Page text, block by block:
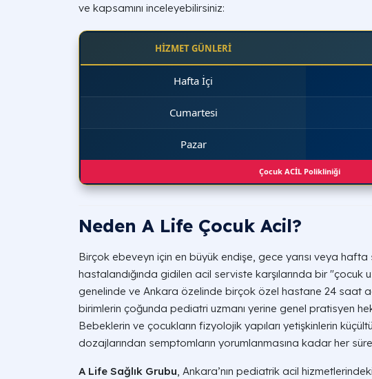
ve kapsamını inceleyebilirsiniz:
HİZMET GÜNLERİ
Hafta İçi
Cumartesi
Pazar
Çocuk ACİL Polikliniği
Neden A Life Çocuk Acil?
Birçok ebeveyn için en büyük endişe, gece yarısı veya hafta
hastalandığında gidilen acil serviste karşılarında bir "çocuk
genelinde ve Ankara özelinde birçok özel hastane 24 saat
birimlerin çoğunda pediatri uzmanı yerine genel pratisyen
Bebeklerin ve çocukların fizyolojik yapıları yetişkinlerin
dozajlarından semptomların yorumlanmasına kadar her
A Life Sağlık Grubu, Ankara’nın pediatrik acil